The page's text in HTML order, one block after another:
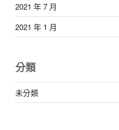
2021 年 7 月
2021 年 1 月
分類
未分類